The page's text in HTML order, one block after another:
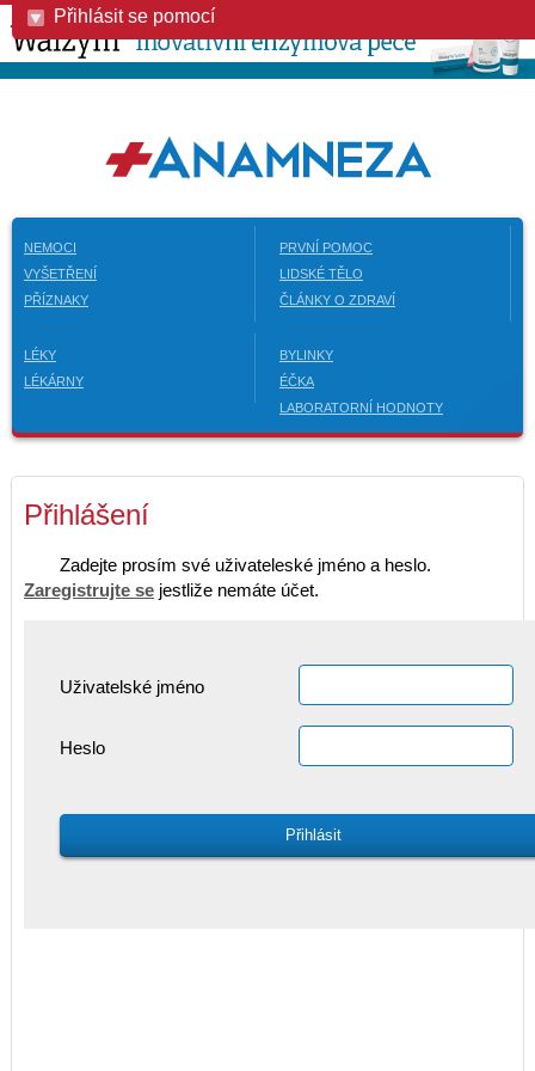
Přihlásit se pomocí
NEMOCI
VYŠETŘENÍ
PŘÍZNAKY
PRVNÍ POMOC
LIDSKÉ TĚLO
ČLÁNKY O ZDRAVÍ
LÉKY
LÉKÁRNY
BYLINKY
ÉČKA
LABORATORNÍ HODNOTY
Přihlášení
Zadejte prosím své uživateleské jméno a heslo.
Zaregistrujte se jestliže nemáte účet.
Uživatelské jméno
Heslo